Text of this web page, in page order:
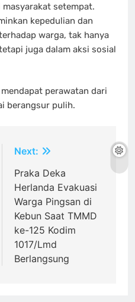
setempat.
kepedulian dan
warga, tak hanya
juga dalam aksi sosial
perawatan dari
berangsur pulih.
Next:
Praka Deka
Herlanda Evakuasi
Warga Pingsan di
Kebun Saat TMMD
ke-125 Kodim
1017/Lmd
Berlangsung